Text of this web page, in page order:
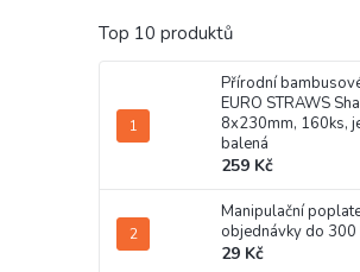
Top 10 produktů
Přírodní
EURO STRAWS
8x230mm, 160ks,
balená
259 Kč
Manipulační
objednávky do 300
29 Kč